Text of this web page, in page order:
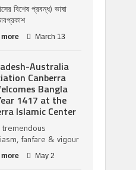
বিশেষ প্রবন্ধ) ভাষা
March 13
Australia
Canberra
Bangla
1417 at the
Islamic Center
tremendous
fanfare & vigour
May 2